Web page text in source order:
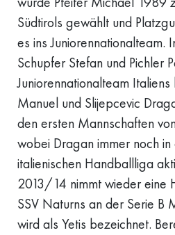
Südtirols gewählt und
es ins Juniorennationalteam.
Schupfer Stefan und Pichler
Juniorennationalteam
Manuel und Slijepcevic
den ersten Mannschaften
wobei Dragan immer noch
italienischen Handballliga
2013/14 nimmt wieder eine
SSV Naturns an der Serie B
wird als Yetis bezeichnet.